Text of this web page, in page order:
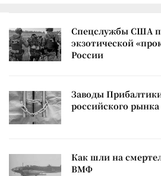
Спецслужбы США
экзотической
России
Заводы
российского рынка
Как шли на
ВМФ